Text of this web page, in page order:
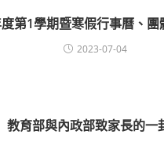
第1學期暨寒假行事曆、團
2023-07-04
教育部與內政部致家長的一